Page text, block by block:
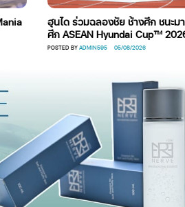
ฮุนได ร่วมฉลองชัย ช้างศึก ชนะมาเลเซีย 2-0
ศึก ASEAN Hyundai Cup™ 2026
ADMIN595 05/08/2026